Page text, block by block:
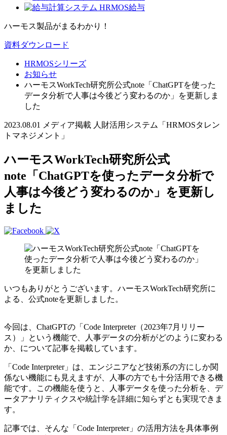
ハーモス製品がまるわかり！
資料ダウンロード
HRMOSシリーズ
お知らせ
ハーモスWorkTech研究所公式note「ChatGPTを使った
データ分析で人事は今後どう変わるのか」を更新しま
した
2023.08.01 メディア掲載 人財活用システム「HRMOSタレン
トマネジメント」
ハーモスWorkTech研究所公式
note「ChatGPTを使ったデータ分析で
人事は今後どう変わるのか」を更新し
ました
いつもありがとうございます。ハーモスWorkTech研究所に
よる、公式noteを更新しました。
今回は、ChatGPTの「Code Interpreter（2023年7月リリー
ス）」という機能で、人事データの分析がどのように変わる
か、について記事を掲載しています。
「Code Interpreter」は、エンジニアなど技術系の方にしか関
係ない機能にも見えますが、人事の方でも十分活用できる機
能です。この機能を使うと、人事データを使った分析を、デ
ータアナリティクスや統計学を詳細に知らずとも実現できま
す。
記事では、そんな「Code Interpreter」の活用方法を具体事例